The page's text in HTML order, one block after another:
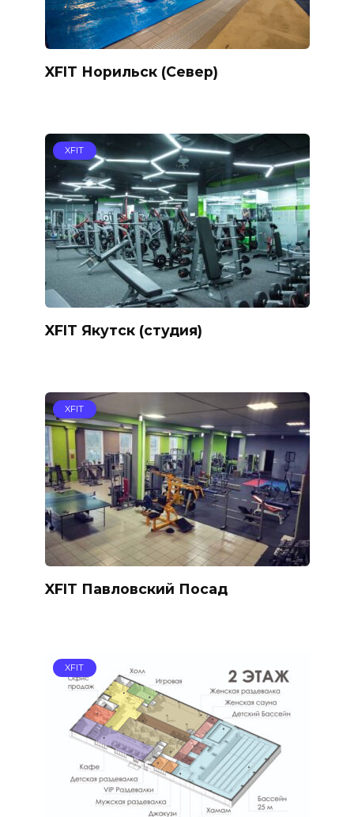
XFIT Норильск (Север)
XFIT
XFIT Якутск (студия)
XFIT
XFIT Павловский Посад
XFIT